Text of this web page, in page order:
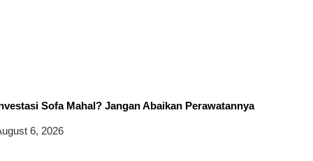
Sofa Mahal? Jangan Abaikan Perawatannya
6, 2026